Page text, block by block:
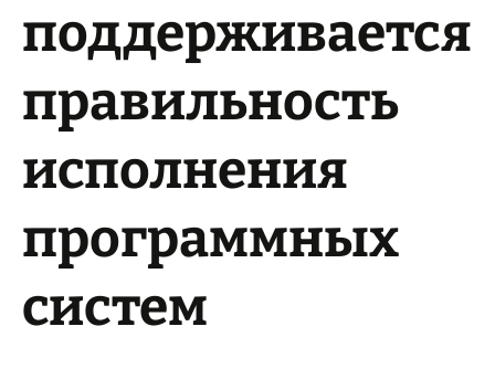
поддерживается
правильность
исполнения
программных
систем